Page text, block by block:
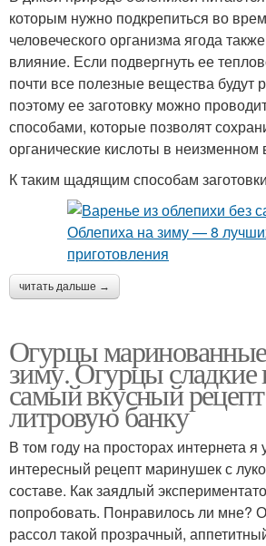
которым нужно подкрепиться во
человеческого организма ягода
влияние. Если подвергнуть ее
почти все полезные вещества
поэтому ее заготовку можно
способами, которые позволят
органические кислоты в неизменном
К таким щадящим способам
читать дальше →
Огурцы
зиму. Огурцы сладкие
самый вкусный
литровую банку
В том году на просторах интернета я
интересный рецепт маринушек с
составе. Как заядлый
попробовать. Понравилось ли мне?
рассол такой прозрачный,